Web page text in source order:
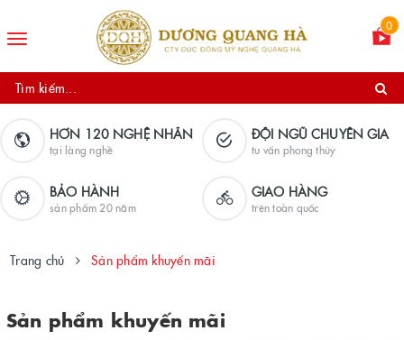
Toggle
0
HƠN 120 NGHỆ NHÂN
tại làng nghề
ĐỘI NGŨ CHUYÊN GIA
tư vấn phong thủy
BẢO HÀNH
sản phẩm 20 năm
GIAO HÀNG
trên toàn quốc
Trang chủ Sản phẩm khuyến mãi
Sản phẩm khuyến mãi